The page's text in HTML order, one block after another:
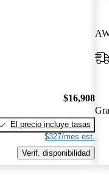
$16,908
El precio incluye tasas
$327/mes est.
Verif. disponibilidad